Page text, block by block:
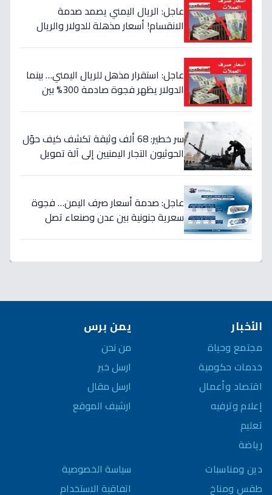
عاجل: الريال اليمني يصمد صدمة
الانقسام! أسعار مذهلة للدولار والريال
عاجل: استقرار مذهل للريال اليمني… بينما
الدولار يظهر فجوة صادمة 300% بين
سر خطير: 68 ألف وثيقة تكشف كيف حوّل
الحوثيون التجار اليمنيين إلى آلة تمويل
عاجل: صدمة أسعار صرف اليمن… فجوة
سعرية جنونية بين عدن وصنعاء تصل
الأخبار
مجتمع وحياة
خدمات حكومية
اقتصاد وأعمال
إعلام وترفيه
تعليم
رياضة
دين ومناسبات
طقس ومناخ
يمن برس
من نحن
ارسل خبر
ارسل مقال
ارشيف الموقع
سياسة الخصوصية
اتفاقية الاستخدام